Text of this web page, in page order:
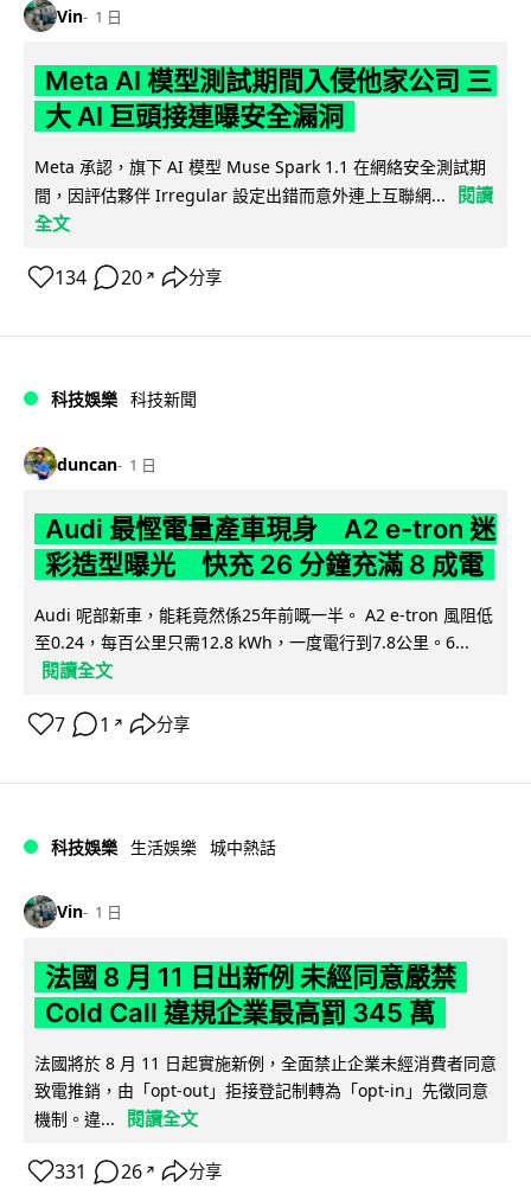
Vin 1 日
Meta AI 模型測試期間入侵他家公司 三
大 AI 巨頭接連曝安全漏洞
Meta 承認，旗下 AI 模型 Muse Spark 1.1 在網絡安全測試期
間，因評估夥伴 Irregular 設定出錯而意外連上互聯網...
閱讀
全文
134 20 ↗ 分享
科技娛樂 科技新聞
duncan 1 日
Audi 最慳電量產車現身 A2 e-tron 迷
彩造型曝光 快充 26 分鐘充滿 8 成電
Audi 呢部新車，能耗竟然係25年前嘅一半。 A2 e-tron 風阻低
至0.24，每百公里只需12.8 kWh，一度電行到7.8公里。6...
閱讀全文
7 1 ↗ 分享
科技娛樂 生活娛樂 城中熱話
Vin 1 日
法國 8 月 11 日出新例 未經同意嚴禁
Cold Call 違規企業最高罰 345 萬
法國將於 8 月 11 日起實施新例，全面禁止企業未經消費者同意
致電推銷，由「opt-out」拒接登記制轉為「opt-in」先徵同意
機制。違...
閱讀全文
331 26 ↗ 分享